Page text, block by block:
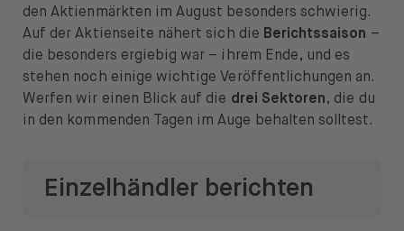
Investieren in
Aktien & ETFs
News & Insights
Sicherheit & Schutz
den Aktienmärkten im August besonders schwierig.
Auf der Aktienseite nähert sich die Berichtssaison –
die besonders ergiebig war – ihrem Ende, und es
stehen noch einige wichtige Veröffentlichungen an.
Werfen wir einen Blick auf die drei Sektoren, die du
in den kommenden Tagen im Auge behalten solltest.
Einzelhändler berichten